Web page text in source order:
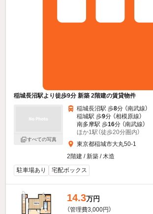
稲城長沼駅より徒歩9分 新築 2階建の賃貸物件
すべての写真
稲城長沼駅 歩8分 （南武線）
稲城駅 歩9分 （相模原線）
南多摩駅 歩16分 （南武線）
ほか1駅（徒歩20分圏内）
東京都稲城市大丸50-1
2階建 / 新築 / 木造
駐車場あり
宅配ボックス
14.3万円
（管理費3,000円）